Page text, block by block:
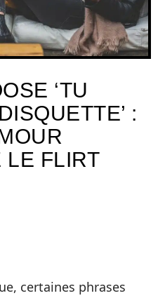
‘TU
:
LE FLIRT
certaines phrases